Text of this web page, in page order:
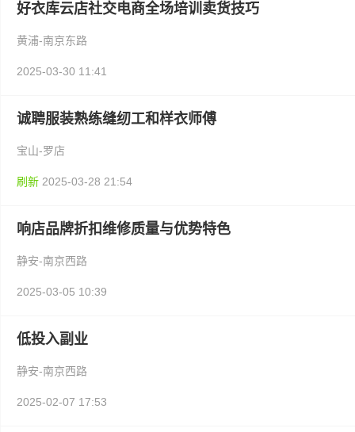
好衣库云店社交电商全场培训卖货技巧
黄浦-南京东路
2025-03-30 11:41
诚聘服装熟练缝纫工和样衣师傅
宝山-罗店
刷新 2025-03-28 21:54
响店品牌折扣维修质量与优势特色
静安-南京西路
2025-03-05 10:39
低投入副业
静安-南京西路
2025-02-07 17:53